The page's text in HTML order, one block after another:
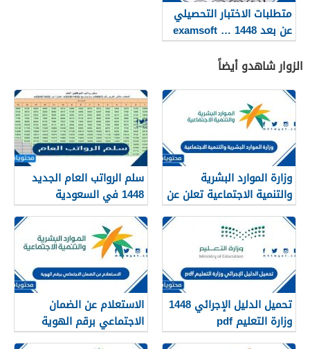
متطلبات الاختبار التحصيلي
عن بعد 1448 … examsoft
تحصيلي
الزوار شاهدو أيضاً
وزارة الموارد البشرية
والتنمية الاجتماعية تعلن عن
تفعيل نظام الضمان
الاجتماعي المطور والجديد
1448
سلم الرواتب العام الجديد
1448 في السعودية
تحميل الدليل الإجرائي 1448
وزارة التعليم pdf
الاستعلام عن الضمان
الاجتماعي برقم الهوية
1448